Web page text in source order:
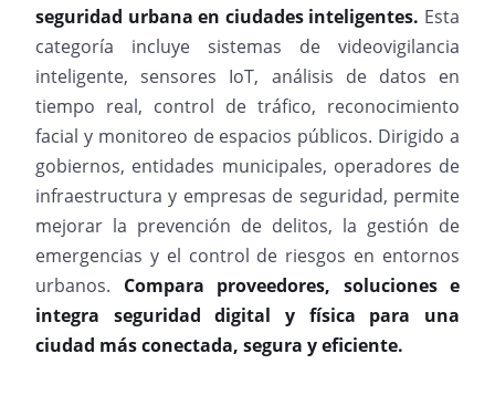
seguridad urbana en ciudades inteligentes. Esta
categoría incluye sistemas de videovigilancia
inteligente, sensores IoT, análisis de datos en
tiempo real, control de tráfico, reconocimiento
facial y monitoreo de espacios públicos. Dirigido a
gobiernos, entidades municipales, operadores de
infraestructura y empresas de seguridad, permite
mejorar la prevención de delitos, la gestión de
emergencias y el control de riesgos en entornos
urbanos. Compara proveedores, soluciones e
integra seguridad digital y física para una
ciudad más conectada, segura y eficiente.